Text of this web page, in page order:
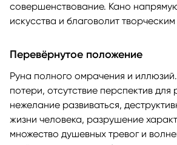
совершенствование. Кано
искусства и благоволит
Перевёрнутое положение
Руна полного омрачения и
потери, отсутствие перспектив для
нежелание развиваться,
жизни человека, разрушение
множество душевных тревог и